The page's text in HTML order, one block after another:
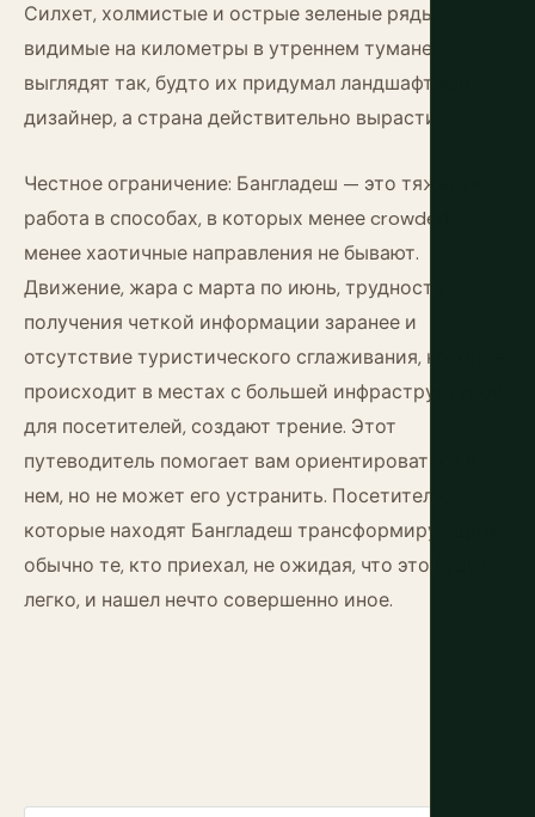
Силхет, холмистые и острые зеленые ряды,
видимые на километры в утреннем тумане,
выглядят так, будто их придумал ландшафтный
дизайнер, а страна действительно вырастила.
Честное ограничение: Бангладеш — это тяжелая
работа в способах, в которых менее crowded,
менее хаотичные направления не бывают.
Движение, жара с марта по июнь, трудность
получения четкой информации заранее и
отсутствие туристического сглаживания, которое
происходит в местах с большей инфраструктурой
для посетителей, создают трение. Этот
путеводитель помогает вам ориентироваться в
нем, но не может его устранить. Посетители,
которые находят Бангладеш трансформирующим,
обычно те, кто приехал, не ожидая, что это будет
легко, и нашел нечто совершенно иное.